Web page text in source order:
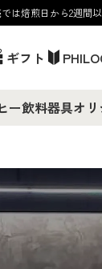
は焙煎日から2週間
ギフト
ー飲料器具オ